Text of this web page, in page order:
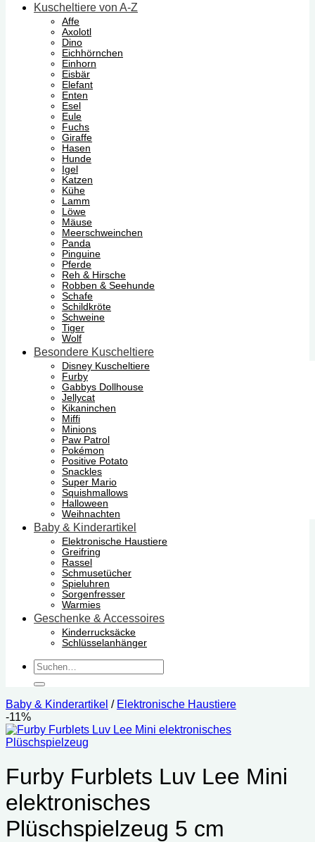
Kuscheltiere von A-Z
Affe
Axolotl
Dino
Eichhörnchen
Einhorn
Eisbär
Elefant
Enten
Esel
Eule
Fuchs
Giraffe
Hasen
Hunde
Igel
Katzen
Kühe
Lamm
Löwe
Mäuse
Meerschweinchen
Panda
Pinguine
Pferde
Reh & Hirsche
Robben & Seehunde
Schafe
Schildkröte
Schweine
Tiger
Wolf
Besondere Kuscheltiere
Disney Kuscheltiere
Furby
Gabbys Dollhouse
Jellycat
Kikaninchen
Miffi
Minions
Paw Patrol
Pokémon
Positive Potato
Snackles
Super Mario
Squishmallows
Halloween
Weihnachten
Baby & Kinderartikel
Elektronische Haustiere
Greifring
Rassel
Schmusetücher
Spieluhren
Sorgenfresser
Warmies
Geschenke & Accessoires
Kinderrucksäcke
Schlüsselanhänger
Suchen
nach:
Baby & Kinderartikel / Elektronische Haustiere
-11%
Furby Furblets Luv Lee Mini
elektronisches
Plüschspielzeug 5 cm